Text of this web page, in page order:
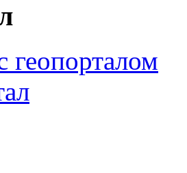
геопорталом